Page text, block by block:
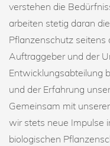
verstehen die
arbeiten stetig daran
Pflanzenschutz
Auftraggeber und der
Entwicklungsabteilung
und der Erfahrung
Gemeinsam mit
wir stets neue Impulse
biologischen